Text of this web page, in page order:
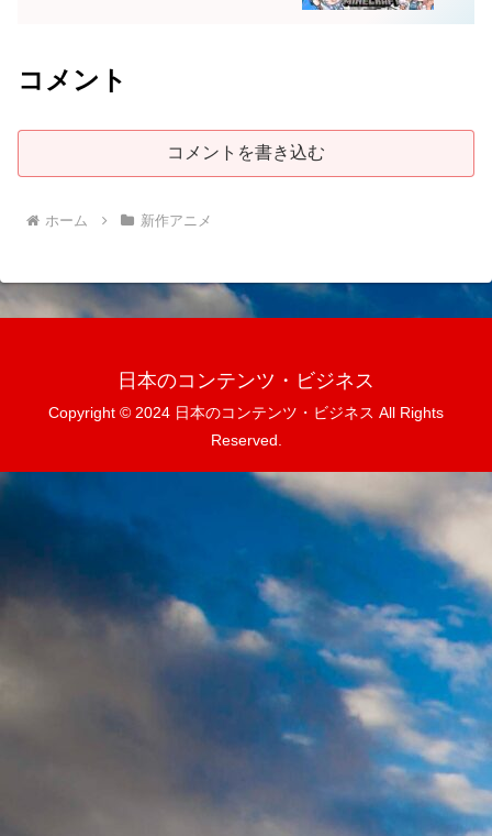
コメント
コメントを書き込む
ホーム 新作アニメ
日本のコンテンツ・ビジネス
Copyright © 2024 日本のコンテンツ・ビジネス All Rights
Reserved.